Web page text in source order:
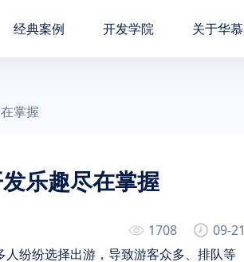
经典案例 开发学院 关于华慕
掌握
乐趣尽在掌握
1708
09-21